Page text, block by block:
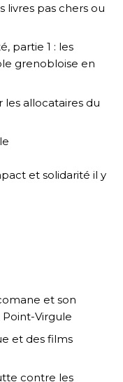
livres pas chers ou
partie 1 : les
grenobloise en
les allocataires du
et solidarité il y
et son
Virgule
et des films
contre les